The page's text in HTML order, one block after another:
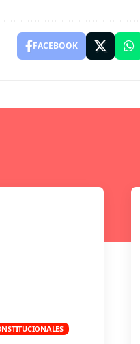
FACEBOOK